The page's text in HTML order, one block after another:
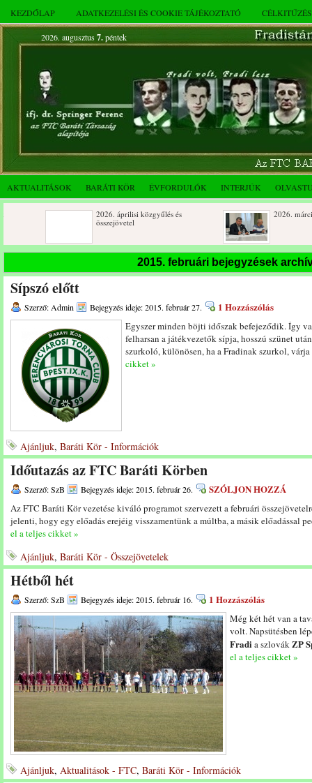
KEZDŐLAP ADATKEZELÉSI ÉS COOKIE TÁJÉKOZTATÓ
2026. augusztus 7.péntek
AKTUALITÁSOK BARÁTI KÖR ÉVFORDULÓK INTERJÚK
2026. áprilisi közgyűlés és
2026. márciusi
Születésnapi koszorúzások
Rendkívüli közgyűlés
novemberi összejövetel
Az FTC Baráti Kör 2025. októberi
összejövetel
2015. februári bejegyzések
Sípszó előtt
Szerző: Admin Bejegyzés ideje: 2015. február 27. 1 Hozzászólás
Egyszer minden böjti időszak befejeződik. Így
felharsan a játékvezetők sípja, hosszú szünet
szurkoló, különösen, ha a Fradinak szurkol,
cikket »
Ajánljuk, Baráti Kör - Információk
Időutazás az FTC Baráti Körben
Szerző: SzB Bejegyzés ideje: 2015. február 26. SZÓLJON HOZZÁ
Az FTC Baráti Kör vezetése kiváló programot szervezett a februári
jelenti, hogy egy előadás erejéig visszamentünk a múltba, a másik előadással
el a teljes cikket »
Ajánljuk, Baráti Kör - Összejövetelek
Hétből hét
Szerző: SzB Bejegyzés ideje: 2015. február 16. 1 Hozzászólás
Még két hét van a
volt. Napsütésben
Fradia szlovákZP
el a teljes cikket »
Ajánljuk, Aktualitások - FTC, Baráti Kör - Információk